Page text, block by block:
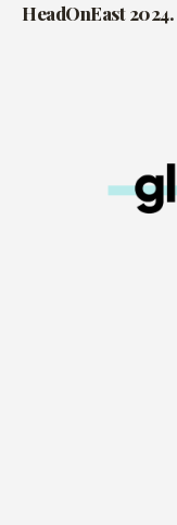
HeadOnEast 2024.